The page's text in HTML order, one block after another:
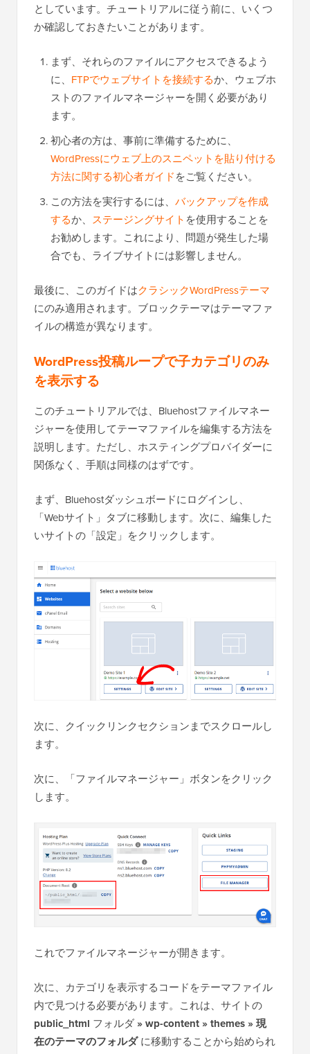
としています。チュートリアルに従う前に、いくつ
か確認しておきたいことがあります。
まず、それらのファイルにアクセスできるよう
に、 FTPでウェブサイトを接続するか、ウェブホ
ストのファイルマネージャーを開く必要があり
ます。
初心者の方は、事前に準備するために、
WordPressにウェブ上のスニペットを貼り付ける
方法に関する初心者ガイドをご覧ください。
この方法を実行するには、 バックアップを作成
するか、 ステージングサイト を使用することを
お勧めします。これにより、問題が発生した場
合でも、ライブサイトには影響しません。
最後に、このガイドはクラシックWordPressテーマ
にのみ適用されます。ブロックテーマはテーマファ
イルの構造が異なります。
WordPress投稿ループで子カテゴリのみ
を表示する
このチュートリアルでは、Bluehostファイルマネー
ジャーを使用してテーマファイルを編集する方法を
説明します。ただし、ホスティングプロバイダーに
関係なく、手順は同様のはずです。
まず、Bluehostダッシュボードにログインし、
「Webサイト」タブに移動します。次に、編集した
いサイトの「設定」をクリックします。
次に、クイックリンクセクションまでスクロールし
ます。
次に、「ファイルマネージャー」ボタンをクリック
します。
これでファイルマネージャーが開きます。
次に、カテゴリを表示するコードをテーマファイル
内で見つける必要があります。これは、サイトの
public_html フォルダ»wp-content » themes»現
在のテーマのフォルダに移動することから始められ